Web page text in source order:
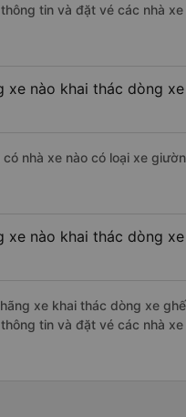
tin và đặt vé các nhà
xe nào khai thác dòng
nhà xe nào có loại xe
xe nào khai thác dòng
xe khai thác dòng xe
tin và đặt vé các nhà